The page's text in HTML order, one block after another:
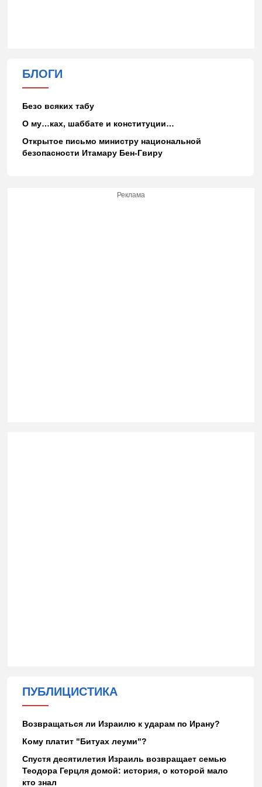
БЛОГИ
Безо всяких табу
О му…ках, шаббате и конституции…
Открытое письмо министру национальной
безопасности Итамару Бен-Гвиру
Реклама
ПУБЛИЦИСТИКА
Возвращаться ли Израилю к ударам по Ирану?
Кому платит "Битуах леуми"?
Спустя десятилетия Израиль возвращает семью
Теодора Герцля домой: история, о которой мало
кто знал